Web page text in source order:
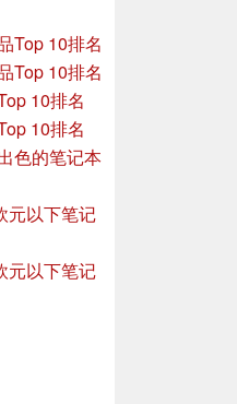
Top 10排名
Top 10排名
10排名
10排名
色的笔记本
元以下笔记
元以下笔记